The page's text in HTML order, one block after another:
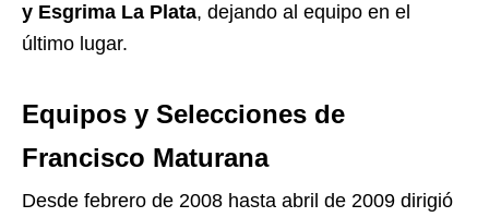
y Esgrima La Plata, dejando al equipo en el
último lugar.
Equipos y Selecciones de
Francisco Maturana
Desde febrero de 2008 hasta abril de 2009 dirigió